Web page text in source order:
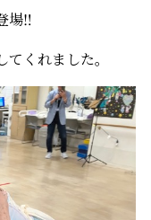
場‼
くれました。